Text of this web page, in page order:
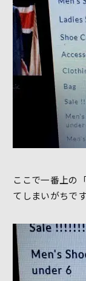
ここで一番上の
てしまいがちで